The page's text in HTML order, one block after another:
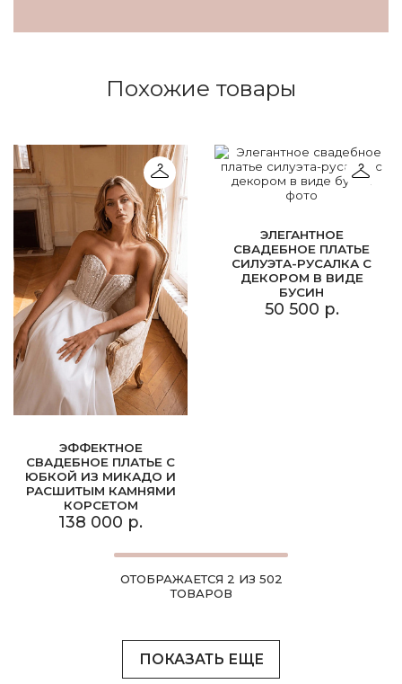
Похожие товары
ЭФФЕКТНОЕ
СВАДЕБНОЕ ПЛАТЬЕ С
ЮБКОЙ ИЗ МИКАДО И
РАСШИТЫМ КАМНЯМИ
КОРСЕТОМ
138 000 р.
ЭЛЕГАНТНОЕ
СВАДЕБНОЕ ПЛАТЬЕ
СИЛУЭТА-РУСАЛКА С
ДЕКОРОМ В ВИДЕ
БУСИН
50 500 р.
ОТОБРАЖАЕТСЯ 2 ИЗ 502
ТОВАРОВ
ПОКАЗАТЬ ЕЩЕ